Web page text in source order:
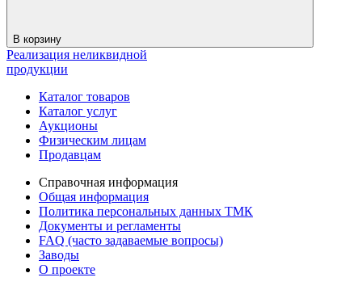
В корзину
Реализация неликвидной
продукции
Каталог товаров
Каталог услуг
Аукционы
Физическим лицам
Продавцам
Справочная информация
Общая информация
Политика персональных данных ТМК
Документы и регламенты
FAQ (часто задаваемые вопросы)
Заводы
О проекте